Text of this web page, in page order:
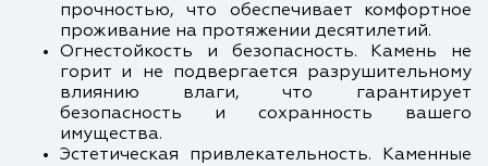
прочностью, что обеспечивает комфортное
проживание на протяжении десятилетий.
Огнестойкость и безопасность. Камень не
горит и не подвергается разрушительному
влиянию влаги, что гарантирует
безопасность и сохранность вашего
имущества.
Эстетическая привлекательность. Каменные